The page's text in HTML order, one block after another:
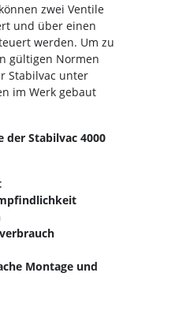
zwei Ventile
und über einen
werden. Um zu
gültigen Normen
Stabilvac unter
im Werk gebaut
Stabilvac 4000
Montage und